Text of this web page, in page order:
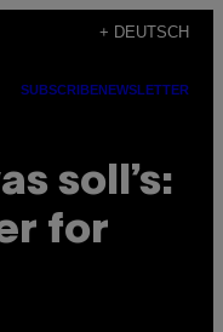
+ DEUTSCH
SUBSCRIBENEWSLETTER
soll’s:
for